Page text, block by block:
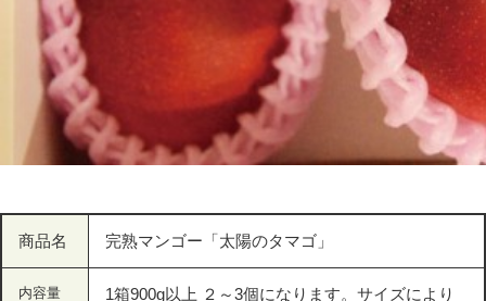
商品名 完熟マンゴー「太陽のタマゴ」
内容量 1箱900g以上 ２～3個になります。サイズにより